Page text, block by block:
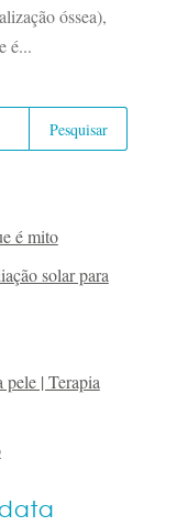
óssea),
é...
é mito
solar para
| Terapia